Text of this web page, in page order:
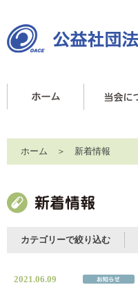
ホーム ＞ 新着情報
カテゴリーで絞り込む
2021.06.09